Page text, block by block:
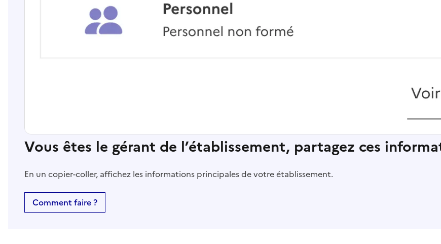
Vous êtes le gérant de l’établissement, partagez ces
En un copier-coller, affichez les informations principales de votre établissement.
Comment faire ?